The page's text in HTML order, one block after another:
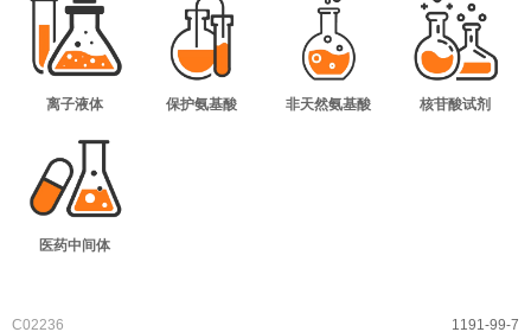
离子液体 保护氨基酸 非天然氨基酸 核苷酸试剂
医药中间体
C02236 1191-99-7